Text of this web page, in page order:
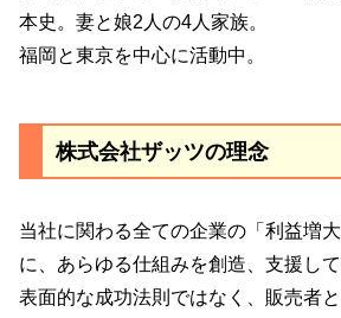
本史。妻と娘2人の4人家族。
福岡と東京を中心に活動中。
株式会社ザッツの理念
当社に関わる全ての企業の「利益増
に、あらゆる仕組みを創造、支援して
表面的な成功法則ではなく、販売者